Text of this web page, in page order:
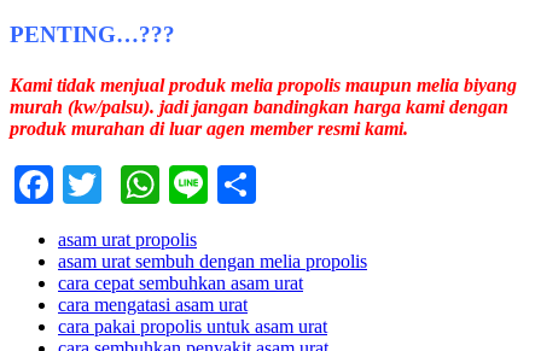
PENTING…???
Kami tidak menjual produk melia propolis maupun melia biyang
murah (kw/palsu). jadi jangan bandingkan harga kami dengan
produk murahan di luar agen member resmi kami.
Facebook
TwitterWhatsApp
Line
asam urat propolis
asam urat sembuh dengan melia propolis
cara cepat sembuhkan asam urat
cara mengatasi asam urat
cara pakai propolis untuk asam urat